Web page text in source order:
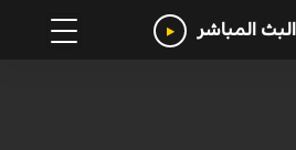
البث المباشر